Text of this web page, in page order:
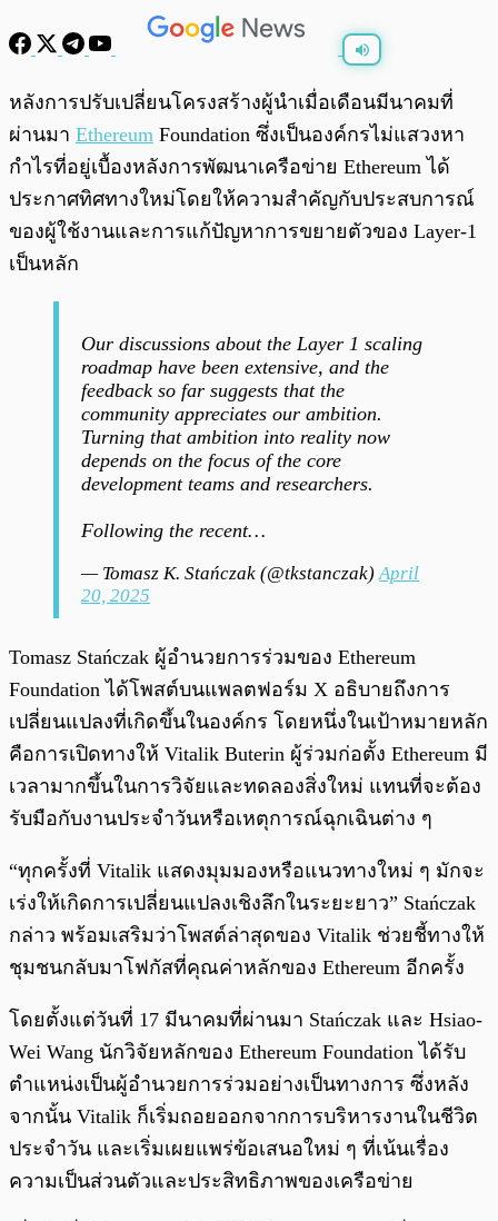
พร้อมเล่น 0:00 0:00
หลังการปรับเปลี่ยนโครงสร้างผู้นำเมื่อเดือนมีนาคมที่
ผ่านมา Ethereum Foundation ซึ่งเป็นองค์กรไม่แสวงหา
กำไรที่อยู่เบื้องหลังการพัฒนาเครือข่าย Ethereum ได้
ประกาศทิศทางใหม่โดยให้ความสำคัญกับประสบการณ์
ของผู้ใช้งานและการแก้ปัญหาการขยายตัวของ Layer-1
เป็นหลัก
Our discussions about the Layer 1 scaling
roadmap have been extensive, and the
feedback so far suggests that the
community appreciates our ambition.
Turning that ambition into reality now
depends on the focus of the core
development teams and researchers.
Following the recent…
— Tomasz K. Stańczak (@tkstanczak)April
20, 2025
Tomasz Stańczak ผู้อำนวยการร่วมของ Ethereum
Foundation ได้โพสต์บนแพลตฟอร์ม X อธิบายถึงการ
เปลี่ยนแปลงที่เกิดขึ้นในองค์กร โดยหนึ่งในเป้าหมายหลัก
คือการเปิดทางให้ Vitalik Buterin ผู้ร่วมก่อตั้ง Ethereum มี
เวลามากขึ้นในการวิจัยและทดลองสิ่งใหม่ แทนที่จะต้อง
รับมือกับงานประจำวันหรือเหตุการณ์ฉุกเฉินต่าง ๆ
“ทุกครั้งที่ Vitalik แสดงมุมมองหรือแนวทางใหม่ ๆ มักจะ
เร่งให้เกิดการเปลี่ยนแปลงเชิงลึกในระยะยาว” Stańczak
กล่าว พร้อมเสริมว่าโพสต์ล่าสุดของ Vitalik ช่วยชี้ทางให้
ชุมชนกลับมาโฟกัสที่คุณค่าหลักของ Ethereum อีกครั้ง
โดยตั้งแต่วันที่ 17 มีนาคมที่ผ่านมา Stańczak และ Hsiao-
Wei Wang นักวิจัยหลักของ Ethereum Foundation ได้รับ
ตำแหน่งเป็นผู้อำนวยการร่วมอย่างเป็นทางการ ซึ่งหลัง
จากนั้น Vitalik ก็เริ่มถอยออกจากการบริหารงานในชีวิต
ประจำวัน และเริ่มเผยแพร่ข้อเสนอใหม่ ๆ ที่เน้นเรื่อง
ความเป็นส่วนตัวและประสิทธิภาพของเครือข่าย